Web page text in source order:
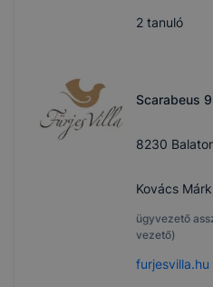
2 tanuló
Scarabeus
8230
Kovács Márk
ügyvezető
vezető)
furjesvilla.hu